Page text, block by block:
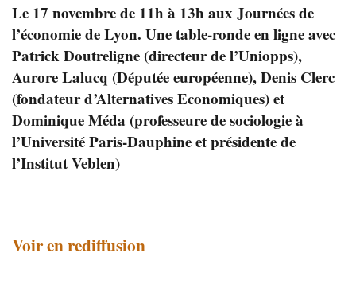
Le 17 novembre de 11h à 13h aux Journées de
l’économie de Lyon. Une table-ronde en ligne avec
Patrick Doutreligne (directeur de l’Uniopps),
Aurore Lalucq (Députée européenne), Denis Clerc
(fondateur d’Alternatives Economiques) et
Dominique Méda (professeure de sociologie à
l’Université Paris-Dauphine et présidente de
l’Institut Veblen)
Voir en rediffusion